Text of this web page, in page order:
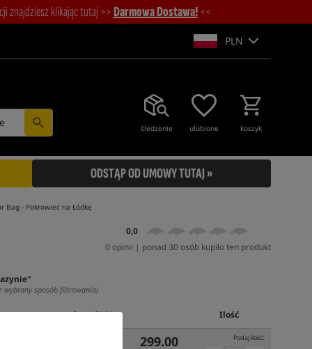
znajdziesz klikając tutaj >>Darmowa Dostawa! <<
PLN
śledzenie ulubione koszyk
ODSTĄP OD UMOWY TUTAJ »
Bag - Pokrowiec na Łódkę
0,0
0 opinii | ponad 30 osób kupiło ten produkt
wybrany sposób filtrowania)
Cena PLN Ilość
299.00 Podaj ilość: